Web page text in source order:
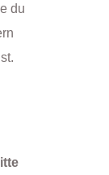
du